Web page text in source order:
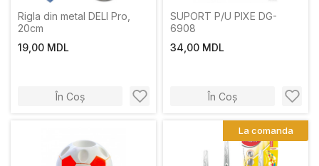
Rigla din metal DELI Pro,
20cm
19,00 MDL
În Coș
SUPORT P/U PIXE DG-
6908
34,00 MDL
În Coș
La comanda